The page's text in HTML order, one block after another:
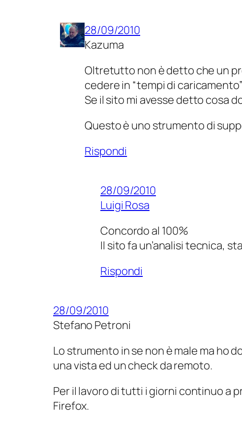
28/09/2010
Kazuma
Oltretutto non è detto che un
cedere in “tempi di
Se il sito mi avesse detto cosa
Questo è uno strumento di
Rispondi
28/09/2010
Luigi Rosa
Concordo al 100%
Il sito fa un’analisi tecnica,
Rispondi
28/09/2010
Stefano Petroni
Lo strumento in se non è male ma ho
una vista ed un check da remoto.
Per il lavoro di tutti i giorni continuo a
Firefox.